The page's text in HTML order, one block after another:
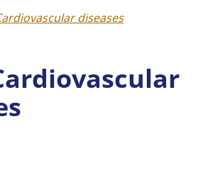
diseases